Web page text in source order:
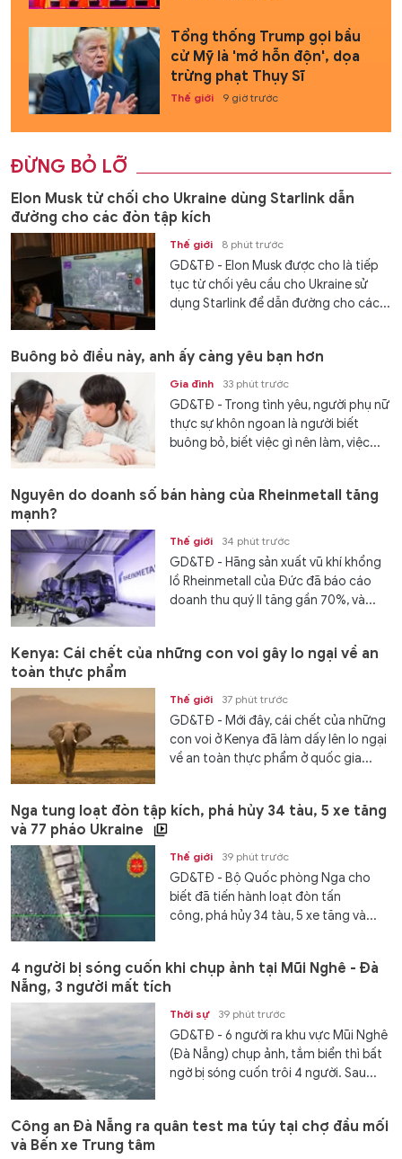
Tổng thống Trump gọi bầu
cử Mỹ là 'mớ hỗn độn', dọa
trừng phạt Thụy Sĩ
Thế giới 9 giờ trước
ĐỪNG BỎ LỠ
Elon Musk từ chối cho Ukraine dùng Starlink dẫn
đường cho các đòn tập kích
Thế giới 8 phút trước
GD&TĐ - Elon Musk được cho là tiếp
tục từ chối yêu cầu cho Ukraine sử
dụng Starlink để dẫn đường cho các...
Buông bỏ điều này, anh ấy càng yêu bạn hơn
Gia đình 33 phút trước
GD&TĐ - Trong tình yêu, người phụ nữ
thực sự khôn ngoan là người biết
buông bỏ, biết việc gì nên làm, việc...
Nguyên do doanh số bán hàng của Rheinmetall tăng
mạnh?
Thế giới 34 phút trước
GD&TĐ - Hãng sản xuất vũ khí khổng
lồ Rheinmetall của Đức đã báo cáo
doanh thu quý II tăng gần 70%, và...
Kenya: Cái chết của những con voi gây lo ngại về an
toàn thực phẩm
Thế giới 37 phút trước
GD&TĐ - Mới đây, cái chết của những
con voi ở Kenya đã làm dấy lên lo ngại
về an toàn thực phẩm ở quốc gia...
Nga tung loạt đòn tập kích, phá hủy 34 tàu, 5 xe tăng
và 77 pháo Ukraine
Thế giới 39 phút trước
GD&TĐ - Bộ Quốc phòng Nga cho
biết đã tiến hành loạt đòn tấn
công, phá hủy 34 tàu, 5 xe tăng và...
4 người bị sóng cuốn khi chụp ảnh tại Mũi Nghê - Đà
Nẵng, 3 người mất tích
Thời sự 39 phút trước
GD&TĐ - 6 người ra khu vực Mũi Nghê
(Đà Nẵng) chụp ảnh, tắm biển thì bất
ngờ bị sóng cuốn trôi 4 người. Sau...
Công an Đà Nẵng ra quân test ma túy tại chợ đầu mối
và Bến xe Trung tâm